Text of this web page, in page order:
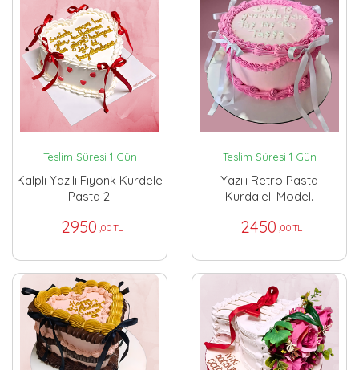
Teslim Süresi 1 Gün
Kalpli Yazılı Fiyonk Kurdele
Pasta 2.
2950 ,00 TL
Teslim Süresi 1 Gün
Yazılı Retro Pasta
Kurdaleli Model.
2450 ,00 TL